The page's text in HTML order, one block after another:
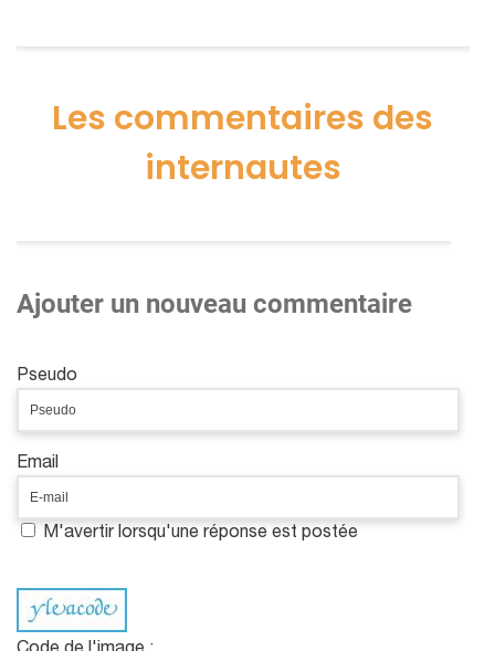
Les commentaires des
internautes
Ajouter un nouveau commentaire
Pseudo
Email
M'avertir lorsqu'une réponse est postée